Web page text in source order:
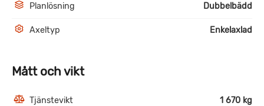
Planlösning Dubbelbädd
Axeltyp Enkelaxlad
Mått och vikt
Tjänstevikt 1 670 kg